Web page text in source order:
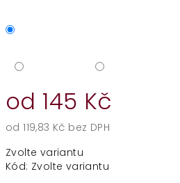
od 145 Kč
od119,83 Kč bez DPH
cena:
Zvolte variantu
Kód: Zvolte variantu